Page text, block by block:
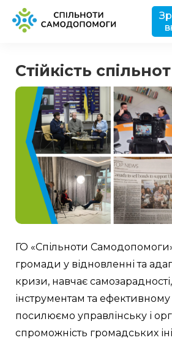
Стійкість спільнот
ГО «Спільноти
громади у відновленні та
кризи, навчає
інструментам та
посилюємо управлінську і
спроможність громадських